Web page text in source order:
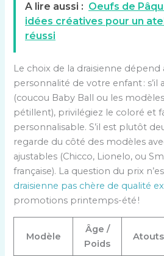
A lire aussi : Oeufs de
idées créatives pour un
réussi
Le choix de la draisienne dépend
personnalité de votre enfant : s’il
(coucou Baby Ball ou les
pétillent), privilégiez le coloré et
personnalisable. S’il est plutôt
regarde du côté des modèles
ajustables (Chicco, Lionelo, ou
française). La question du prix
draisienne pas chère de qualité
promotions printemps-été !
Modèle
Âge /
Poids
Atouts